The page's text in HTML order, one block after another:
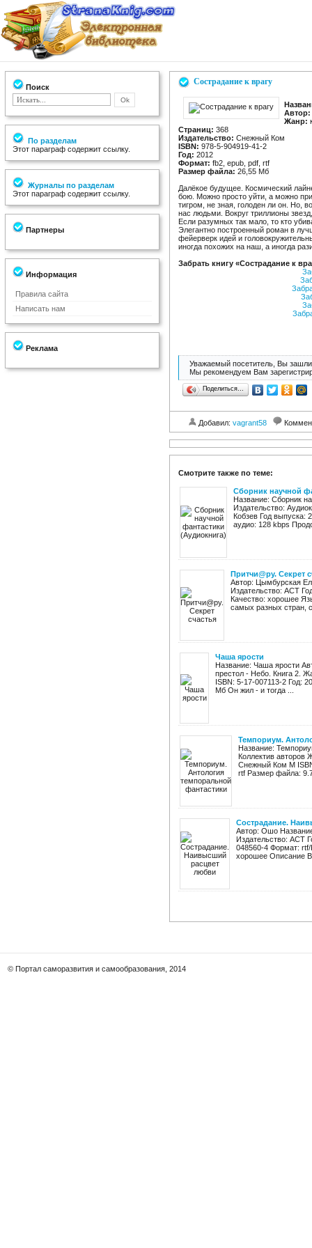
Поиск
По разделам
Этот параграф содержит ссылку.
Журналы по разделам
Этот параграф содержит ссылку.
Партнеры
Информация
Правила сайта
Написать нам
Реклама
Сострадание к врагу
Автор:
Жанр:
Страниц: 368
Издательство: Снежный Ком
ISBN: 978-5-904919-41-2
Год: 2012
Формат: fb2, epub, pdf, rtf
Размер файла: 26,55 Мб
Далёкое будущее. Космический
бою. Можно просто уйти, а можно
тигром, не зная, голоден ли он. Но,
нас людьми. Вокруг триллионы
Если разумных так мало, то кто
Элегантно построенный роман в
фейерверк идей и
иногда похожих на наш, а иногда
Забрать книгу «Сострадание к
Уважаемый посетитель, Вы зашли
Мы рекомендуем Вам
Поделиться…
Добавил: vagrant58
Смотрите также по теме:
Сборник научной
Название: Сборник
Издательство:
Кобзев Год выпуска:
аудио: 128 kbps
Притчи@ру. Секрет
Автор: Цымбурская
Издательство: АСТ
Качество: хорошее
самых разных стран,
Чаша ярости
Название: Чаша ярости
престол - Небо. Книга 2.
ISBN: 5-17-007113-2 Год:
Мб Он жил - и тогда ...
Темпориум.
Название:
Коллектив авторов
Снежный Ком М
rtf Размер файла:
Сострадание.
Автор: Ошо
Издательство: АСТ
048560-4 Формат:
хорошее Описание
© Портал саморазвития и самообразования, 2014